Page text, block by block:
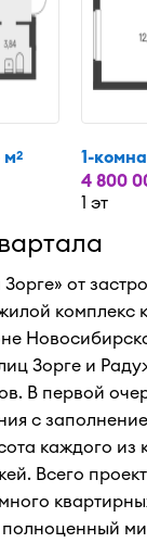
м2 1-
4 800
1 эт
от
комплекс
Зорге и
В первой
с
каждого из
Всего
полноценный